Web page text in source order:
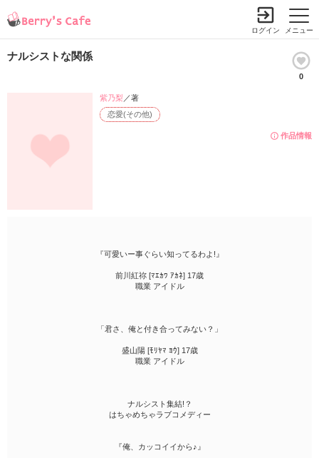
メニュー
ログイン
ナルシストな関係
0
作品情報
恋愛(その他)
紫乃梨 ／著
『可愛いー事ぐらい知ってるわよ!』
前川紅祢 [ﾏｴｶﾜ ｱｶﾈ] 17歳
職業 アイドル
「君さ、俺と付き合ってみない？」
盛山陽 [ﾓﾘﾔﾏ ﾖｳ] 17歳
職業 アイドル
ナルシスト集結!？
はちゃめちゃラブコメディー
『俺、カッコイイから♪』